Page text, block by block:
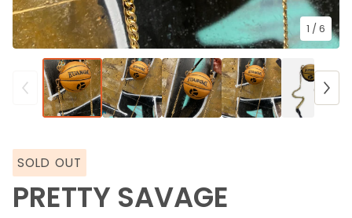
1 / 6
SOLD OUT
PRETTY SAVAGE